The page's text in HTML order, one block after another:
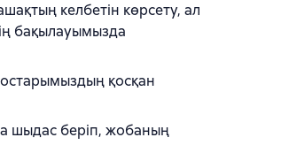
келбетін көрсету, ал
бақылауымызда
қосқан
шыдас беріп, жобаның